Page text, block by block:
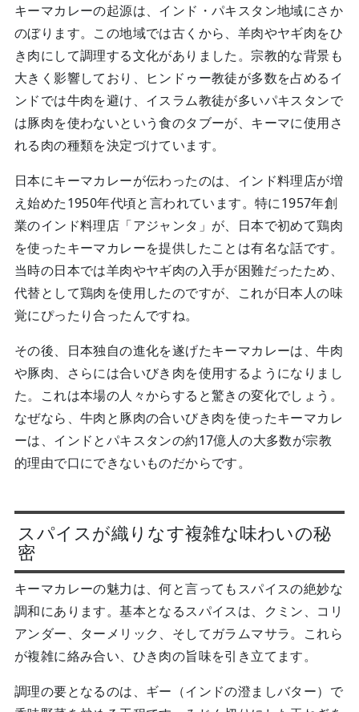
キーマカレーの起源は、インド・パキスタン地域にさか
のぼります。この地域では古くから、羊肉やヤギ肉をひ
き肉にして調理する文化がありました。宗教的な背景も
大きく影響しており、ヒンドゥー教徒が多数を占めるイ
ンドでは牛肉を避け、イスラム教徒が多いパキスタンで
は豚肉を使わないという食のタブーが、キーマに使用さ
れる肉の種類を決定づけています。
日本にキーマカレーが伝わったのは、インド料理店が増
え始めた1950年代頃と言われています。特に1957年創
業のインド料理店「アジャンタ」が、日本で初めて鶏肉
を使ったキーマカレーを提供したことは有名な話です。
当時の日本では羊肉やヤギ肉の入手が困難だったため、
代替として鶏肉を使用したのですが、これが日本人の味
覚にぴったり合ったんですね。
その後、日本独自の進化を遂げたキーマカレーは、牛肉
や豚肉、さらには合いびき肉を使用するようになりまし
た。これは本場の人々からすると驚きの変化でしょう。
なぜなら、牛肉と豚肉の合いびき肉を使ったキーマカレ
ーは、インドとパキスタンの約17億人の大多数が宗教
的理由で口にできないものだからです。
スパイスが織りなす複雑な味わいの秘
密
キーマカレーの魅力は、何と言ってもスパイスの絶妙な
調和にあります。基本となるスパイスは、クミン、コリ
アンダー、ターメリック、そしてガラムマサラ。これら
が複雑に絡み合い、ひき肉の旨味を引き立てます。
調理の要となるのは、ギー（インドの澄ましバター）で